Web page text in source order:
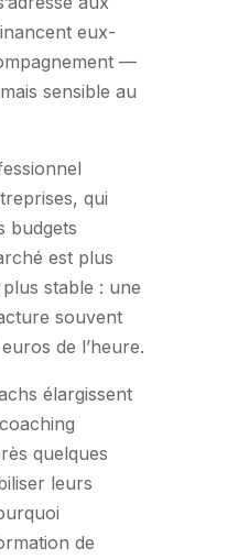
eux-
—
sensible au
qui
budgets
est plus
stable : une
souvent
de l’heure.
élargissent
quelques
leurs
de